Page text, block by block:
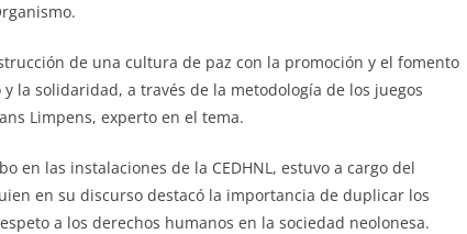
de una cultura de paz con la promoción y el fomento
la solidaridad, a través de la metodología de los juegos
Limpens, experto en el tema.
en las instalaciones de la CEDHNL, estuvo a cargo del
en su discurso destacó la importancia de duplicar los
a los derechos humanos en la sociedad neolonesa.